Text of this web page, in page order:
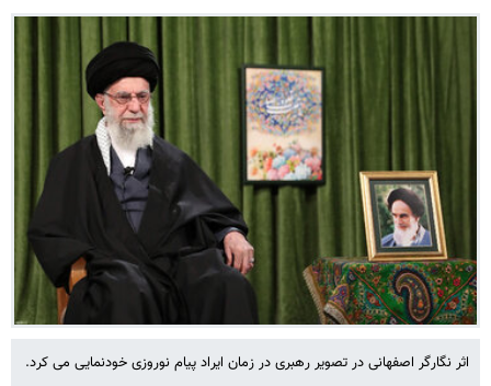
اثر نگارگر اصفهانی در تصویر رهبری در زمان ایراد پیام نوروزی خودنمایی می کرد.